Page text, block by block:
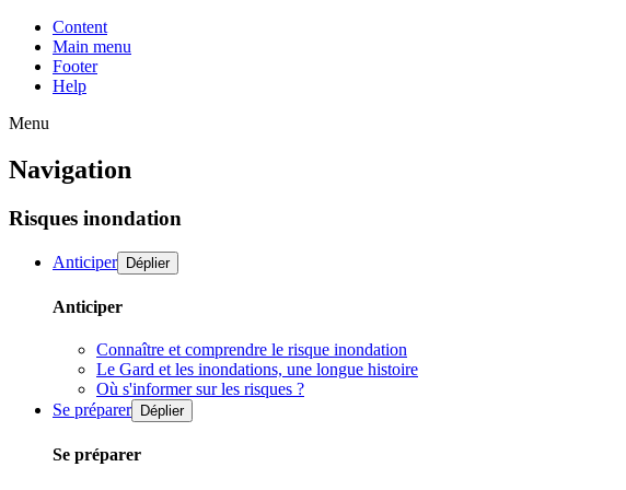
Content
Main menu
Footer
Help
Menu
Navigation
Risques inondation
Anticiper Déplier
Anticiper
Connaître et comprendre le risque inondation
Le Gard et les inondations, une longue histoire
Où s'informer sur les risques ?
Se préparer
Déplier
Se préparer